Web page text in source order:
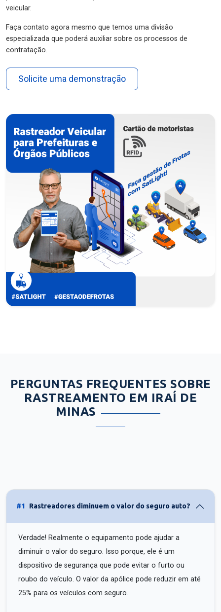
veicular.
Faça contato agora mesmo que temos uma divisão
especializada que poderá auxiliar sobre os processos de
contratação.
Solicite uma demonstração
PERGUNTAS FREQUENTES SOBRE
RASTREAMENTO EM IRAÍ DE
MINAS
#1 Rastreadores diminuem o valor do seguro auto?
Verdade! Realmente o equipamento pode ajudar a
diminuir o valor do seguro. Isso porque, ele é um
dispositivo de segurança que pode evitar o furto ou
roubo do veículo. O valor da apólice pode reduzir em até
25% para os veículos com seguro.